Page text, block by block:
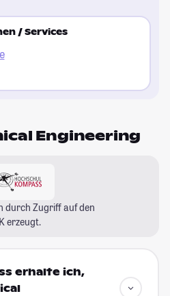
/ Services
Engineering
durch Zugriff auf den
erzeugt.
erhalte ich,